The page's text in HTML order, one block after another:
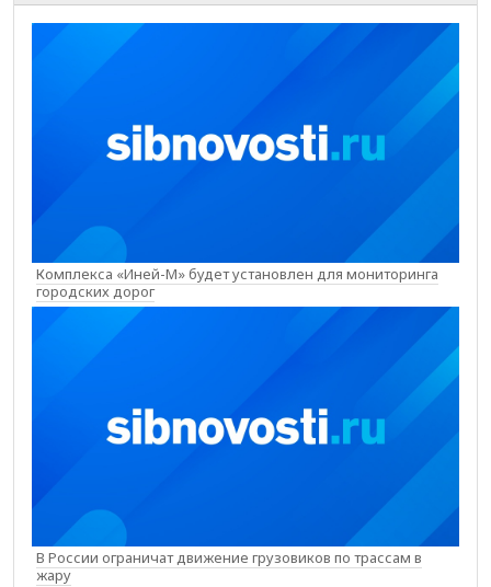
Комплекса «Иней-М» будет установлен для мониторинга
городских дорог
В России ограничат движение грузовиков по трассам в
жару